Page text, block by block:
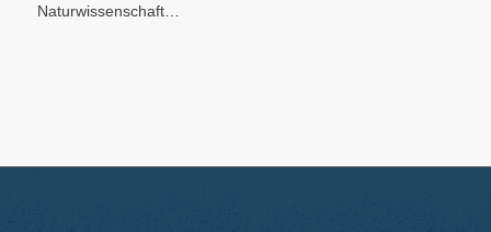
Naturwissenschaft…